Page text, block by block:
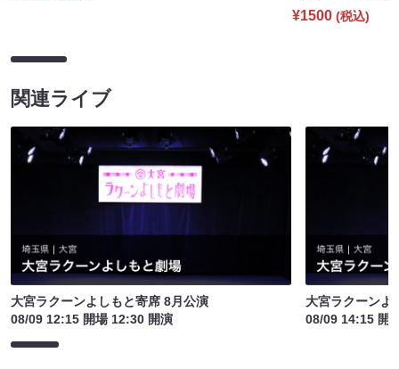
¥1500 (税込)
関連ライブ
大宮ラクーンよしもと寄席 8月公演
08/09 12:15 開場 12:30 開演
大宮ラクーンよ
08/09 14:15 開